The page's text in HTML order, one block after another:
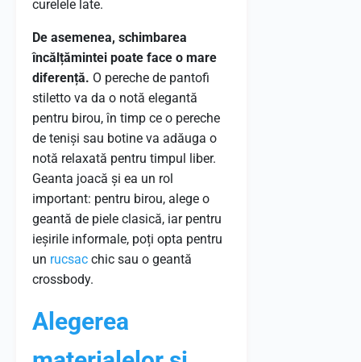
curelele late.
De asemenea, schimbarea
încălțămintei poate face o mare
diferență. O pereche de pantofi
stiletto va da o notă elegantă
pentru birou, în timp ce o pereche
de teniși sau botine va adăuga o
notă relaxată pentru timpul liber.
Geanta joacă și ea un rol
important: pentru birou, alege o
geantă de piele clasică, iar pentru
ieșirile informale, poți opta pentru
un rucsac chic sau o geantă
crossbody.
Alegerea